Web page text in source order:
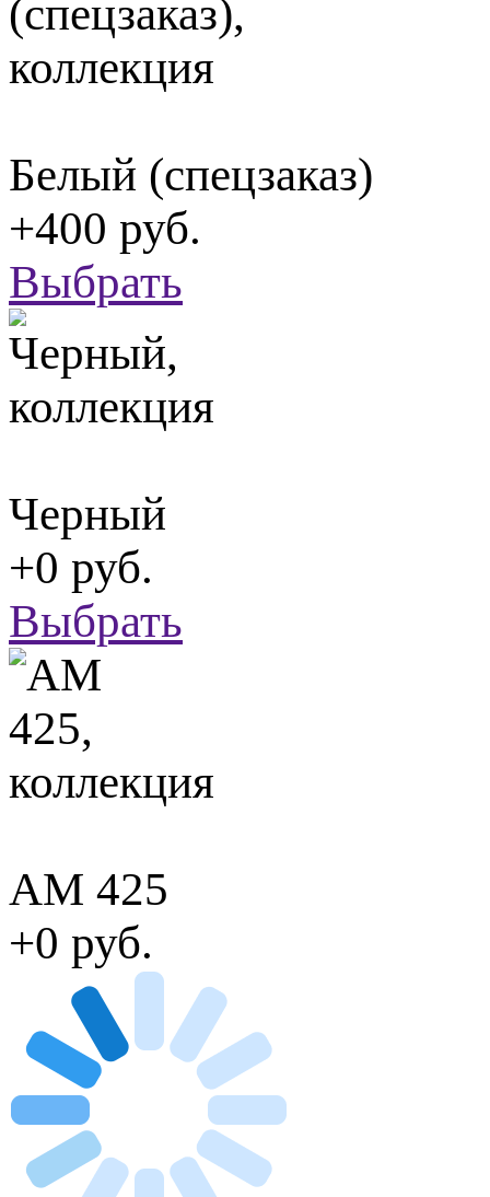
Белый (спецзаказ)
+400 руб.
Выбрать
Черный
+0 руб.
Выбрать
АМ 425
+0 руб.